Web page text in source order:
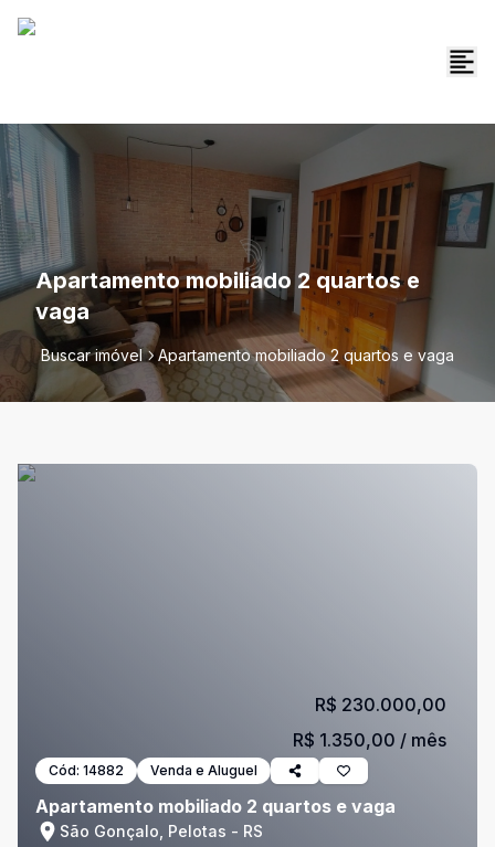
Apartamento mobiliado 2 quartos e
vaga
Buscar imóvel Apartamento mobiliado 2 quartos e vaga
Cód: 14882 Venda e Aluguel
Apartamento mobiliado 2 quartos e vaga
São Gonçalo, Pelotas - RS
R$ 230.000,00
R$ 1.350,00 / mês